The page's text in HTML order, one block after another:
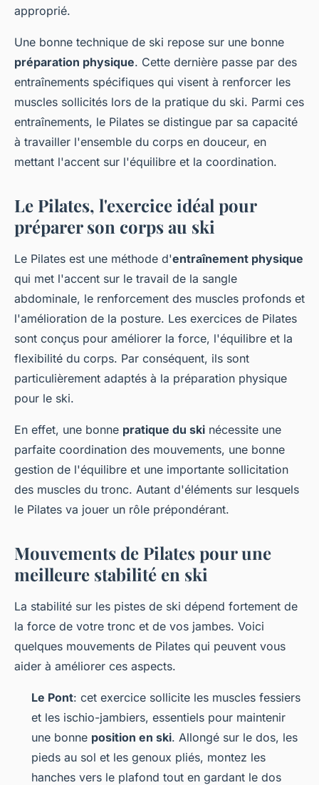
approprié.
Une bonne technique de ski repose sur une bonne
préparation physique. Cette dernière passe par des
entraînements spécifiques qui visent à renforcer les
muscles sollicités lors de la pratique du ski. Parmi ces
entraînements, le Pilates se distingue par sa capacité
à travailler l'ensemble du corps en douceur, en
mettant l'accent sur l'équilibre et la coordination.
Le Pilates, l'exercice idéal pour
préparer son corps au ski
Le Pilates est une méthode d'entraînement physique
qui met l'accent sur le travail de la sangle
abdominale, le renforcement des muscles profonds et
l'amélioration de la posture. Les exercices de Pilates
sont conçus pour améliorer la force, l'équilibre et la
flexibilité du corps. Par conséquent, ils sont
particulièrement adaptés à la préparation physique
pour le ski.
En effet, une bonne pratique du ski nécessite une
parfaite coordination des mouvements, une bonne
gestion de l'équilibre et une importante sollicitation
des muscles du tronc. Autant d'éléments sur lesquels
le Pilates va jouer un rôle prépondérant.
Mouvements de Pilates pour une
meilleure stabilité en ski
La stabilité sur les pistes de ski dépend fortement de
la force de votre tronc et de vos jambes. Voici
quelques mouvements de Pilates qui peuvent vous
aider à améliorer ces aspects.
Le Pont: cet exercice sollicite les muscles fessiers
et les ischio-jambiers, essentiels pour maintenir
une bonne position en ski. Allongé sur le dos, les
pieds au sol et les genoux pliés, montez les
hanches vers le plafond tout en gardant le dos